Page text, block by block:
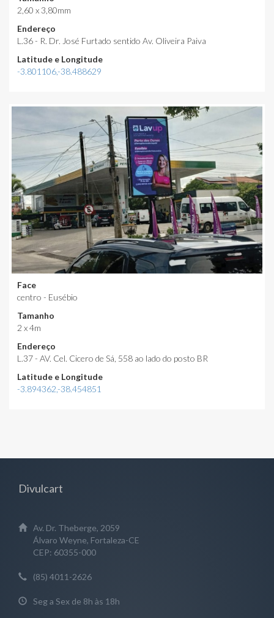
2,60 x 3,80mm
Endereço
L.36 - R. Dr. José Furtado sentido Av. Oliveira Paiva
Latitude e Longitude
-3.801106,-38.488629
Face
centro - Eusébio
Tamanho
2 x 4m
Endereço
L.37 - AV. Cel. Cicero de Sá, 558 ao lado do posto BR
Latitude e Longitude
-3.894362,-38.454851
Divulcart
Av. Dr. Theberge, 2059
Álvaro Weyne, Fortaleza-CE
CEP: 60355-000
(85) 4011-2626
Seg a Sex de 8h às 18h